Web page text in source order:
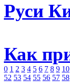
Руси
Как
0 1 2 3 4 5 6 7 8 9 10
52 53 54 55 56 57 58